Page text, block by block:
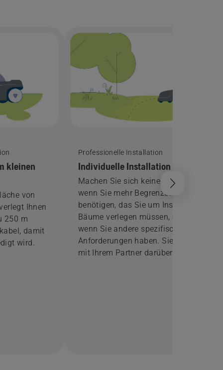
kleinen
von
Ihnen
250 m
damit
wird.
Professionelle Installation
Individuelle Installation
Machen Sie sich keine Sorgen,
wenn Sie mehr Begrenzungskabel
benötigen, das Sie um Inseln oder
Bäume verlegen müssen, oder
wenn Sie andere spezifische
Anforderungen haben. Sie können
mit Ihrem Partner darüber